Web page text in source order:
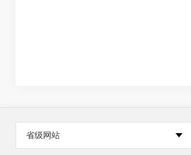
省级网站